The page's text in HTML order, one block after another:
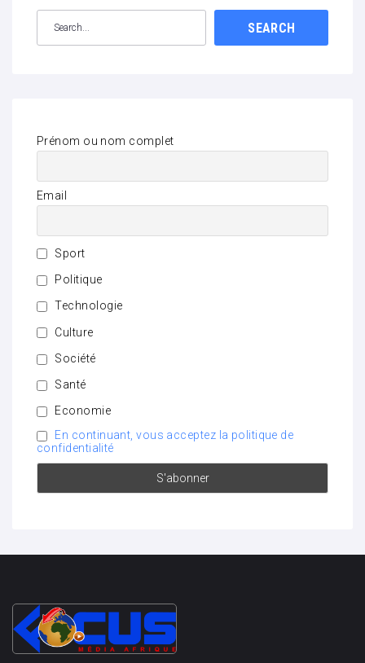
SEARCH
Prénom ou nom complet
Email
Sport
Politique
Technologie
Culture
Société
Santé
Economie
En continuant, vous acceptez la politique de
confidentialité